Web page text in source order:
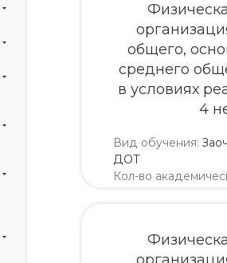
общего,
среднего
в условиях
4
Вид обучения:
ДОТ
Кол-во